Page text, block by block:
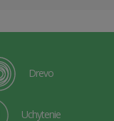
Drevo
Uchytenie